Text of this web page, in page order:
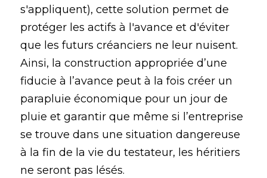
s'appliquent), cette solution permet de
protéger les actifs à l'avance et d'éviter
que les futurs créanciers ne leur nuisent.
Ainsi, la construction appropriée d’une
fiducie à l’avance peut à la fois créer un
parapluie économique pour un jour de
pluie et garantir que même si l’entreprise
se trouve dans une situation dangereuse
à la fin de la vie du testateur, les héritiers
ne seront pas lésés.